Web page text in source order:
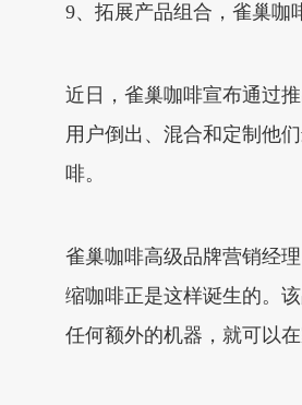
9、拓展产品组合，雀巢咖
近日，雀巢咖啡宣布通过
用户倒出、混合和定制他
啡。
雀巢咖啡高级品牌营销经
缩咖啡正是这样诞生的。
任何额外的机器，就可以